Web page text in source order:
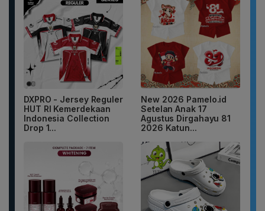
DXPRO - Jersey Reguler
HUT RI Kemerdekaan
Indonesia Collection
Drop 1...
New 2026 Pamelo.id
Setelan Anak 17
Agustus Dirgahayu 81
2026 Katun...